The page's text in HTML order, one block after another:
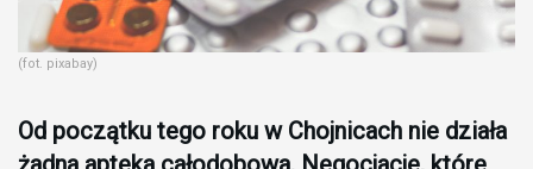
(fot. pixabay)
Od początku tego roku w Chojnicach nie działa